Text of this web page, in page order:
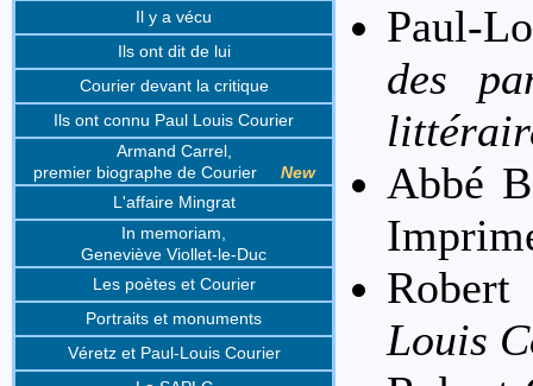
Il y a vécu
Ils ont dit de lui
Courier devant la critique
Ils ont connu Paul Louis Courier
Armand Carrel,
premier biographe de CourierNew
L'affaire Mingrat
In memoriam,
Geneviève Viollet-le-Duc
Les poètes et Courier
Portraits et monuments
Véretz et Paul-Louis Courier
Paul-
des
Abbé
Louis